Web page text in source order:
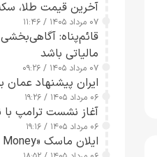
آخرین قیمت طلا، سکه و
۰۷ مرداد ۱۴۰۵ / ۱۱:۴۶
قائم‌پناه:
مالیاتی باشد
۰۷ مرداد ۱۴۰۵ / ۰۹:۲۶
ایران پیشنهاد عمان
۰۶ مرداد ۱۴۰۵ / ۱۹:۲۶
آغاز نشست ترامپ با
۰۶ مرداد ۱۴۰۵ / ۱۹:۱۶
ایلان ماسک «X Money» را در آمریکا راه‌اندازی کرد